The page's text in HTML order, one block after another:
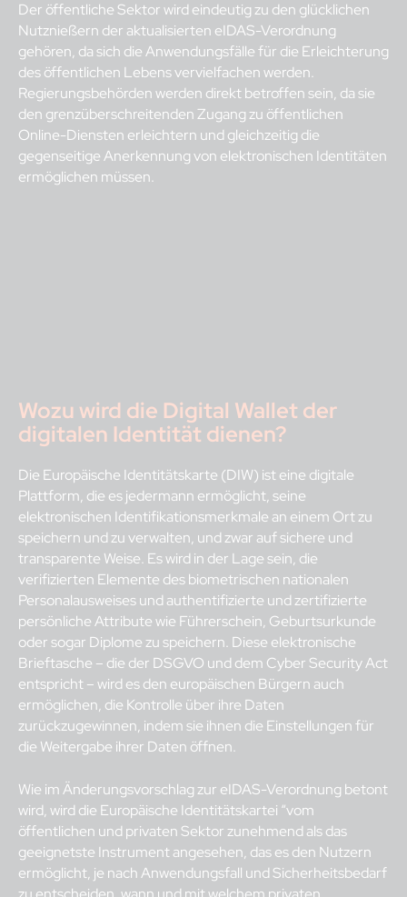
Der öffentliche Sektor wird eindeutig zu den glücklichen
Nutznießern der aktualisierten eIDAS-Verordnung
gehören, da sich die Anwendungsfälle für die Erleichterung
des öffentlichen Lebens vervielfachen werden.
Regierungsbehörden werden direkt betroffen sein, da sie
den grenzüberschreitenden Zugang zu öffentlichen
Online-Diensten erleichtern und gleichzeitig die
gegenseitige Anerkennung von elektronischen Identitäten
ermöglichen müssen.
Wozu wird die Digital Wallet der
digitalen Identität dienen?
Die Europäische Identitätskarte (DIW) ist eine digitale
Plattform, die es jedermann ermöglicht, seine
elektronischen Identifikationsmerkmale an einem Ort zu
speichern und zu verwalten, und zwar auf sichere und
transparente Weise. Es wird in der Lage sein, die
verifizierten Elemente des biometrischen nationalen
Personalausweises und authentifizierte und zertifizierte
persönliche Attribute wie Führerschein, Geburtsurkunde
oder sogar Diplome zu speichern. Diese elektronische
Brieftasche – die der DSGVO und dem Cyber Security Act
entspricht – wird es den europäischen Bürgern auch
ermöglichen, die Kontrolle über ihre Daten
zurückzugewinnen, indem sie ihnen die Einstellungen für
die Weitergabe ihrer Daten öffnen.
Wie im Änderungsvorschlag zur eIDAS-Verordnung betont
wird, wird die Europäische Identitätskartei “vom
öffentlichen und privaten Sektor zunehmend als das
geeignetste Instrument angesehen, das es den Nutzern
ermöglicht, je nach Anwendungsfall und Sicherheitsbedarf